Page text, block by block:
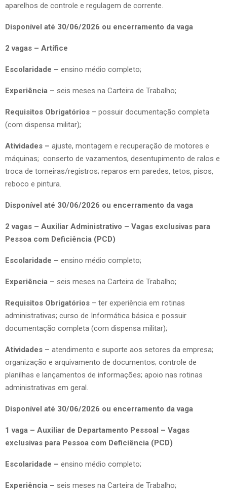
aparelhos de controle e regulagem de corrente.
Disponível até 30/06/2026 ou encerramento da vaga
2 vagas – Artífice
Escolaridade – ensino médio completo;
Experiência – seis meses na Carteira de Trabalho;
Requisitos Obrigatórios – possuir documentação completa
(com dispensa militar);
Atividades – ajuste, montagem e recuperação de motores e
máquinas; conserto de vazamentos, desentupimento de ralos e
troca de torneiras/registros; reparos em paredes, tetos, pisos,
reboco e pintura.
Disponível até 30/06/2026 ou encerramento da vaga
2 vagas – Auxiliar Administrativo – Vagas exclusivas para
Pessoa com Deficiência (PCD)
Escolaridade – ensino médio completo;
Experiência – seis meses na Carteira de Trabalho;
Requisitos Obrigatórios – ter experiência em rotinas
administrativas; curso de Informática básica e possuir
documentação completa (com dispensa militar);
Atividades – atendimento e suporte aos setores da empresa;
organização e arquivamento de documentos; controle de
planilhas e lançamentos de informações; apoio nas rotinas
administrativas em geral.
Disponível até 30/06/2026 ou encerramento da vaga
1 vaga – Auxiliar de Departamento Pessoal – Vagas
exclusivas para Pessoa com Deficiência (PCD)
Escolaridade – ensino médio completo;
Experiência – seis meses na Carteira de Trabalho;